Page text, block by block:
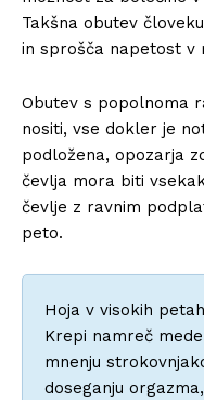
Takšna obutev
in sprošča napetost v
Obutev s popolnoma
nositi, vse dokler je
podložena, opozarja
čevlja mora biti
čevlje z ravnim
peto.
Hoja v visokih
Krepi namreč
mnenju
doseganju